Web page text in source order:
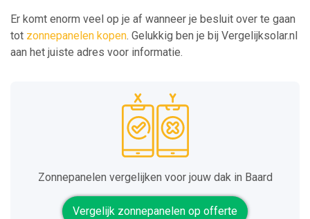
Er komt enorm veel op je af wanneer je besluit over te gaan
tot zonnepanelen kopen. Gelukkig ben je bij Vergelijksolar.nl
aan het juiste adres voor informatie.
Zonnepanelen vergelijken voor jouw dak in Baard
Vergelijk zonnepanelen op offerte